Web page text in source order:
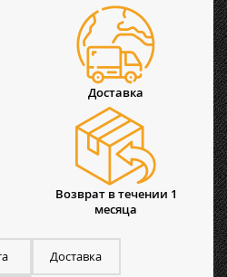
Доставка
Возврат в течении 1
месяца
Доставка